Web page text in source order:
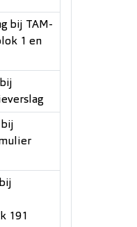
bij TAM-
1 en
bij
191